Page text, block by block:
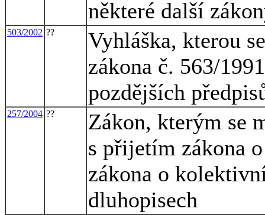
některé další
503/2002 ??
Vyhláška, kterou
zákona č. 563/
pozdějších
257/2004 ??
Zákon, kterým se
s přijetím zákona
zákona o
dluhopisech